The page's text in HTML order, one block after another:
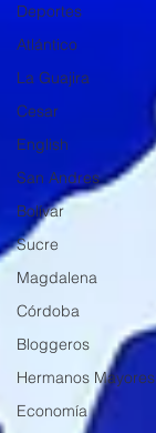
Deportes
Atlántico
La Guajira
Cesar
English
San Andres
Bolívar
Sucre
Magdalena
Córdoba
Bloggeros
Hermanos Mayores
Economía